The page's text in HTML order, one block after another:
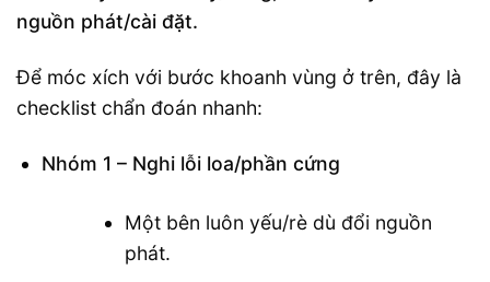
nguồn phát/cài đặt.
Để móc xích với bước khoanh vùng ở trên, đây là
checklist chẩn đoán nhanh:
Nhóm 1 – Nghi lỗi loa/phần cứng
Một bên luôn yếu/rè dù đổi nguồn
phát.